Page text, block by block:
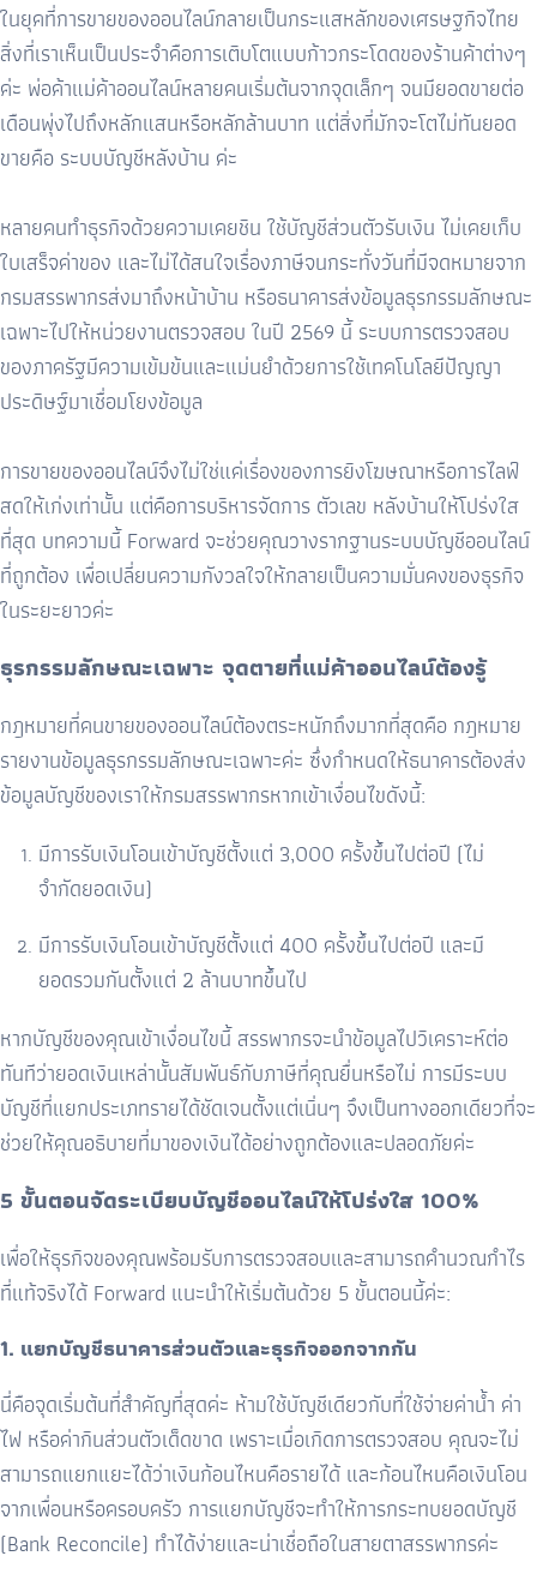
ในยุคที่การขายของออนไลน์กลายเป็นกระแสหลักของเศรษฐกิจไทย
สิ่งที่เราเห็นเป็นประจำคือการเติบโตแบบก้าวกระโดดของร้านค้าต่างๆ
ค่ะ พ่อค้าแม่ค้าออนไลน์หลายคนเริ่มต้นจากจุดเล็กๆ จนมียอดขายต่อ
เดือนพุ่งไปถึงหลักแสนหรือหลักล้านบาท แต่สิ่งที่มักจะโตไม่ทันยอด
ขายคือ ระบบบัญชีหลังบ้าน ค่ะ
หลายคนทำธุรกิจด้วยความเคยชิน ใช้บัญชีส่วนตัวรับเงิน ไม่เคยเก็บ
ใบเสร็จค่าของ และไม่ได้สนใจเรื่องภาษีจนกระทั่งวันที่มีจดหมายจาก
กรมสรรพากรส่งมาถึงหน้าบ้าน หรือธนาคารส่งข้อมูลธุรกรรมลักษณะ
เฉพาะไปให้หน่วยงานตรวจสอบ ในปี 2569 นี้ ระบบการตรวจสอบ
ของภาครัฐมีความเข้มข้นและแม่นยำด้วยการใช้เทคโนโลยีปัญญา
ประดิษฐ์มาเชื่อมโยงข้อมูล
การขายของออนไลน์จึงไม่ใช่แค่เรื่องของการยิงโฆษณาหรือการไลฟ์
สดให้เก่งเท่านั้น แต่คือการบริหารจัดการ ตัวเลข หลังบ้านให้โปร่งใส
ที่สุด บทความนี้Forward จะช่วยคุณวางรากฐานระบบบัญชีออนไลน์
ที่ถูกต้อง เพื่อเปลี่ยนความกังวลใจให้กลายเป็นความมั่นคงของธุรกิจ
ในระยะยาวค่ะ
ธุรกรรมลักษณะเฉพาะ จุดตายที่แม่ค้าออนไลน์ต้องรู้
กฎหมายที่คนขายของออนไลน์ต้องตระหนักถึงมากที่สุดคือ กฎหมาย
รายงานข้อมูลธุรกรรมลักษณะเฉพาะค่ะ ซึ่งกำหนดให้ธนาคารต้องส่ง
ข้อมูลบัญชีของเราให้กรมสรรพากรหากเข้าเงื่อนไขดังนี้:
มีการรับเงินโอนเข้าบัญชีตั้งแต่ 3,000 ครั้งขึ้นไปต่อปี (ไม่
จำกัดยอดเงิน)
มีการรับเงินโอนเข้าบัญชีตั้งแต่ 400 ครั้งขึ้นไปต่อปี และมี
ยอดรวมกันตั้งแต่ 2 ล้านบาทขึ้นไป
หากบัญชีของคุณเข้าเงื่อนไขนี้ สรรพากรจะนำข้อมูลไปวิเคราะห์ต่อ
ทันทีว่ายอดเงินเหล่านั้นสัมพันธ์กับภาษีที่คุณยื่นหรือไม่ การมีระบบ
บัญชีที่แยกประเภทรายได้ชัดเจนตั้งแต่เนิ่นๆ จึงเป็นทางออกเดียวที่จะ
ช่วยให้คุณอธิบายที่มาของเงินได้อย่างถูกต้องและปลอดภัยค่ะ
5 ขั้นตอนจัดระเบียบบัญชีออนไลน์ให้โปร่งใส 100%
เพื่อให้ธุรกิจของคุณพร้อมรับการตรวจสอบและสามารถคำนวณกำไร
ที่แท้จริงได้ Forward แนะนำให้เริ่มต้นด้วย 5 ขั้นตอนนี้ค่ะ:
1. แยกบัญชีธนาคารส่วนตัวและธุรกิจออกจากกัน
นี่คือจุดเริ่มต้นที่สำคัญที่สุดค่ะ ห้ามใช้บัญชีเดียวกับที่ใช้จ่ายค่าน้ำ ค่า
ไฟ หรือค่ากินส่วนตัวเด็ดขาด เพราะเมื่อเกิดการตรวจสอบ คุณจะไม่
สามารถแยกแยะได้ว่าเงินก้อนไหนคือรายได้ และก้อนไหนคือเงินโอน
จากเพื่อนหรือครอบครัว การแยกบัญชีจะทำให้การกระทบยอดบัญชี
(Bank Reconcile) ทำได้ง่ายและน่าเชื่อถือในสายตาสรรพากรค่ะ